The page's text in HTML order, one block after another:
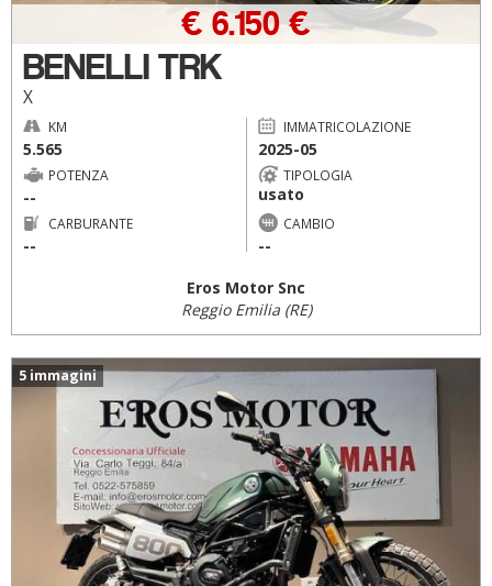
BENELLI TRK
X
€ 6.150 €
KM
5.565
IMMATRICOLAZIONE
2025-05
POTENZA
--
TIPOLOGIA
usato
CARBURANTE
--
CAMBIO
--
Eros Motor Snc
Reggio Emilia (RE)
5 immagini